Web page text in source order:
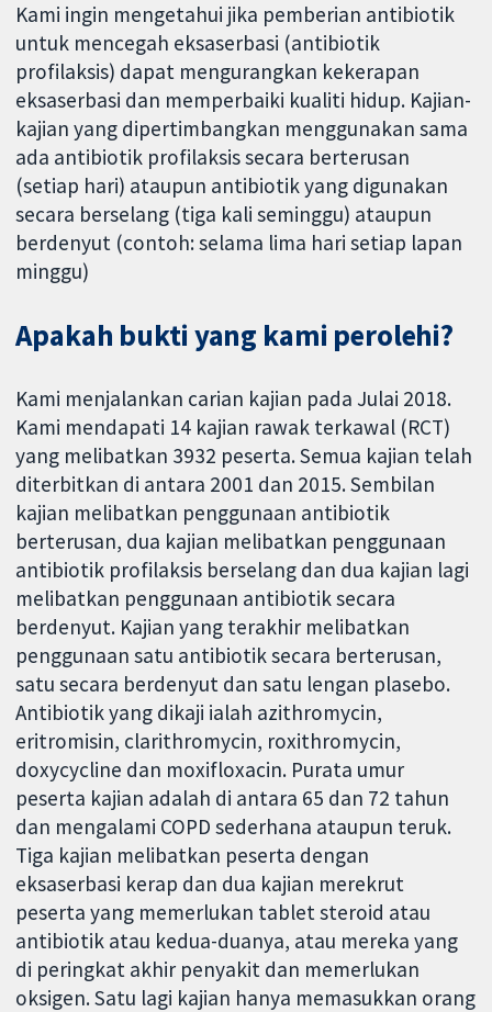
Kami ingin mengetahui jika pemberian antibiotik
untuk mencegah eksaserbasi (antibiotik
profilaksis) dapat mengurangkan kekerapan
eksaserbasi dan memperbaiki kualiti hidup. Kajian-
kajian yang dipertimbangkan menggunakan sama
ada antibiotik profilaksis secara berterusan
(setiap hari) ataupun antibiotik yang digunakan
secara berselang (tiga kali seminggu) ataupun
berdenyut (contoh: selama lima hari setiap lapan
minggu)
Apakah bukti yang kami perolehi?
Kami menjalankan carian kajian pada Julai 2018.
Kami mendapati 14 kajian rawak terkawal (RCT)
yang melibatkan 3932 peserta. Semua kajian telah
diterbitkan di antara 2001 dan 2015. Sembilan
kajian melibatkan penggunaan antibiotik
berterusan, dua kajian melibatkan penggunaan
antibiotik profilaksis berselang dan dua kajian lagi
melibatkan penggunaan antibiotik secara
berdenyut. Kajian yang terakhir melibatkan
penggunaan satu antibiotik secara berterusan,
satu secara berdenyut dan satu lengan plasebo.
Antibiotik yang dikaji ialah azithromycin,
eritromisin, clarithromycin, roxithromycin,
doxycycline dan moxifloxacin. Purata umur
peserta kajian adalah di antara 65 dan 72 tahun
dan mengalami COPD sederhana ataupun teruk.
Tiga kajian melibatkan peserta dengan
eksaserbasi kerap dan dua kajian merekrut
peserta yang memerlukan tablet steroid atau
antibiotik atau kedua-duanya, atau mereka yang
di peringkat akhir penyakit dan memerlukan
oksigen. Satu lagi kajian hanya memasukkan orang